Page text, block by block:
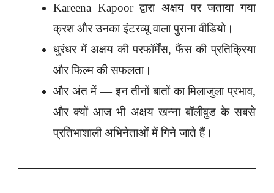
Kareena Kapoor द्वारा अक्षय पर जताया गया
क्रश और उनका इंटरव्यू वाला पुराना वीडियो।
धुरंधर में अक्षय की परफॉर्मेंस, फैंस की प्रतिक्रिया
और फिल्म की सफलता।
और अंत में — इन तीनों बातों का मिलाजुला प्रभाव,
और क्यों आज भी अक्षय खन्ना बॉलीवुड के सबसे
प्रतिभाशाली अभिनेताओं में गिने जाते हैं।